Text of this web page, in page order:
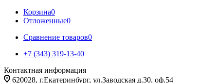
Корзина0
Отложенные0
Сравнение товаров0
+7 (343) 319-13-40
Контактная информация
620028, г.Екатеринбург, ул.Заводская д.30, оф.54